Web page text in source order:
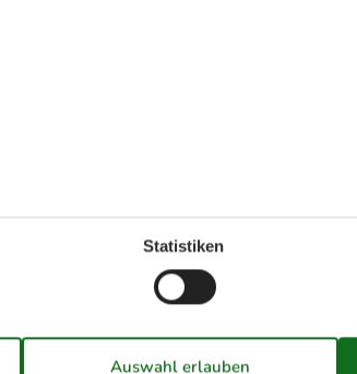
Ladestation für Elektroauto
Klimafreundlich
Statistiken